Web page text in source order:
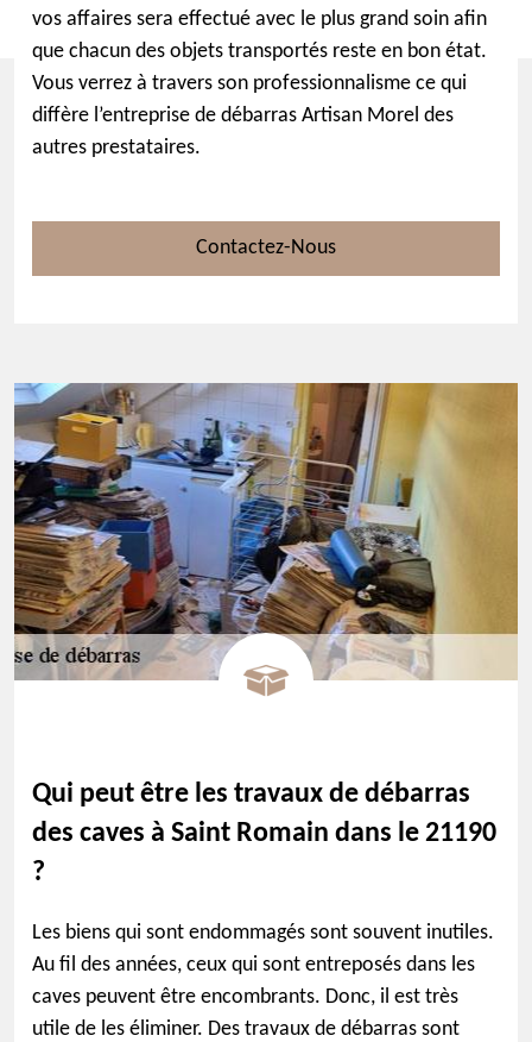
vos affaires sera effectué avec le plus grand soin afin
que chacun des objets transportés reste en bon état.
Vous verrez à travers son professionnalisme ce qui
diffère l’entreprise de débarras Artisan Morel des
autres prestataires.
Contactez-Nous
Qui peut être les travaux de débarras
des caves à Saint Romain dans le 21190
?
Les biens qui sont endommagés sont souvent inutiles.
Au fil des années, ceux qui sont entreposés dans les
caves peuvent être encombrants. Donc, il est très
utile de les éliminer. Des travaux de débarras sont